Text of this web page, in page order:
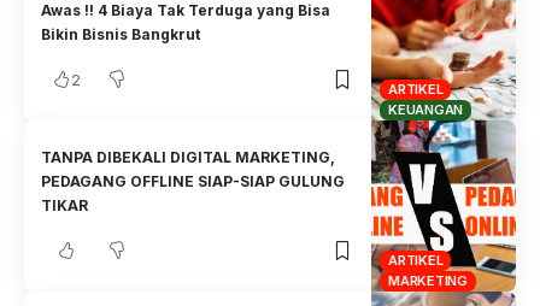
ARTIKEL
KEUANGAN
Awas !! 4 Biaya Tak Terduga yang Bisa
Bikin Bisnis Bangkrut
2
ARTIKEL
MARKETING
TANPA DIBEKALI DIGITAL MARKETING,
PEDAGANG OFFLINE SIAP-SIAP GULUNG
TIKAR